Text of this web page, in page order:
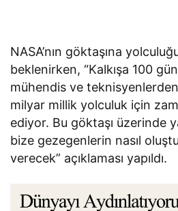
NASA’nın göktaşına
beklenirken, “Kalkışa 100
mühendis ve
milyar millik yolculuk için
ediyor. Bu göktaşı üzerinde
bize gezegenlerin nasıl
verecek” açıklaması yapıldı.